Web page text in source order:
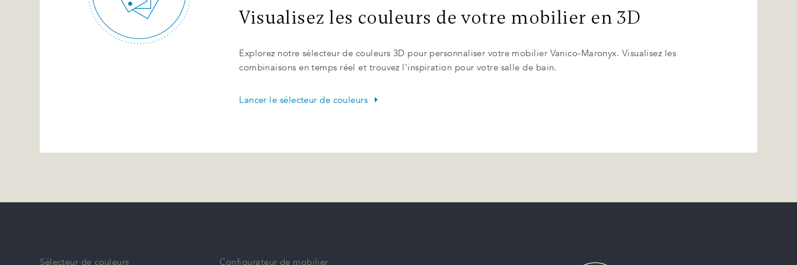
Visualisez les couleurs de votre mobilier en 3D
Explorez notre sélecteur de couleurs 3D pour personnaliser votre mobilier Vanico-Maronyx. Visualisez les
combinaisons en temps réel et trouvez l'inspiration pour votre salle de bain.
Lancer le sélecteur de couleurs
Sélecteur de couleurs Configurateur de mobilier